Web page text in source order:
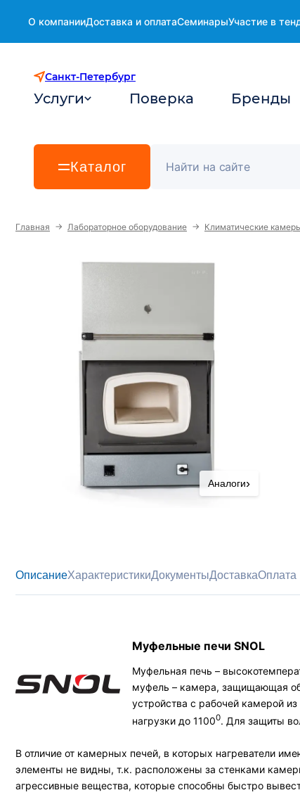
О компанииДоставка и оплатаСеминарыУчастие в
Санкт-Петербург
Услуги Поверка Бренды
Каталог
Главная → Лабораторное оборудование → Климатические
Аналоги›
ОписаниеХарактеристикиДокументыДоставкаОплата
Муфельные печи SNOL
Муфельная печь –
муфель – камера, защищающая
устройства с рабочей камерой
нагрузки до 11000. Для защиты
В отличие от камерных печей, в которых нагреватели
элементы не видны, т.к. расположены за стенками
агрессивные вещества, которые способны быстро